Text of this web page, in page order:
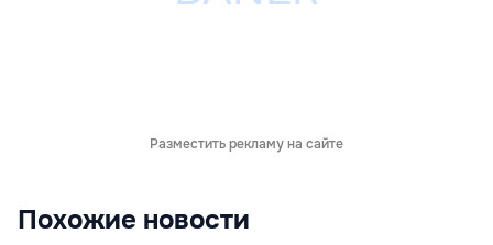
Разместить рекламу на сайте
Похожие новости